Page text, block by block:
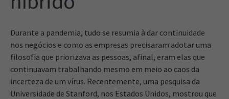
Durante a pandemia, tudo se resumia à dar continuidade
nos negócios e como as empresas precisaram adotar uma
filosofia que priorizava as pessoas, afinal, eram elas que
continuavam trabalhando mesmo em meio ao caos da
incerteza de um vírus. Recentemente, uma pesquisa da
Universidade de Stanford, nos Estados Unidos, mostrou que